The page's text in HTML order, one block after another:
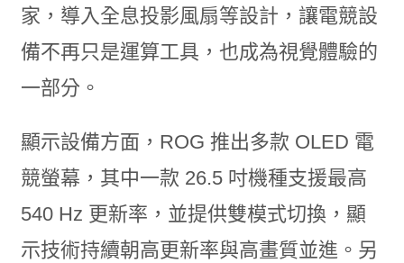
家，導入全息投影風扇等設計，讓電競設
備不再只是運算工具，也成為視覺體驗的
一部分。
顯示設備方面，ROG 推出多款 OLED 電
競螢幕，其中一款 26.5 吋機種支援最高
540 Hz 更新率，並提供雙模式切換，顯
示技術持續朝高更新率與高畫質並進。另